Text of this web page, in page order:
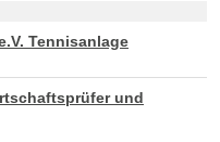
Tennisanlage
und